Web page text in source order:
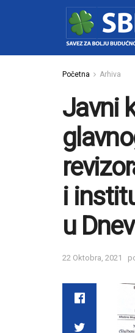
Početna Arhiva
Javni
i
u
22 Oktobra, 2021